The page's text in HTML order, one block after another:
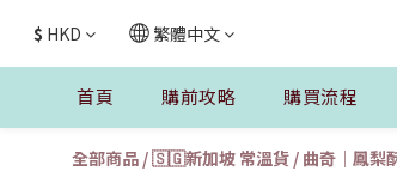
$ HKD 繁體中文
首頁 購前攻略 購買流程
全部商品 /🇸🇬新加坡 常溫貨 / 曲奇｜鳳梨